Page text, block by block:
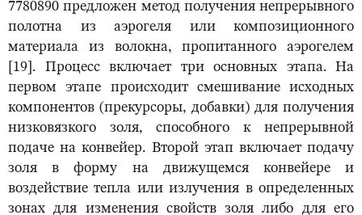
7780890 предложен метод получения непрерывного
полотна из аэрогеля или композиционного
материала из волокна, пропитанного аэрогелем
[19]. Процесс включает три основных этапа. На
первом этапе происходит смешивание исходных
компонентов (прекурсоры, добавки) для получения
низковязкого золя, способного к непрерывной
подаче на конвейер. Второй этап включает подачу
золя в форму на движущемся конвейере и
воздействие тепла или излучения в определенных
зонах для изменения свойств золя либо для его